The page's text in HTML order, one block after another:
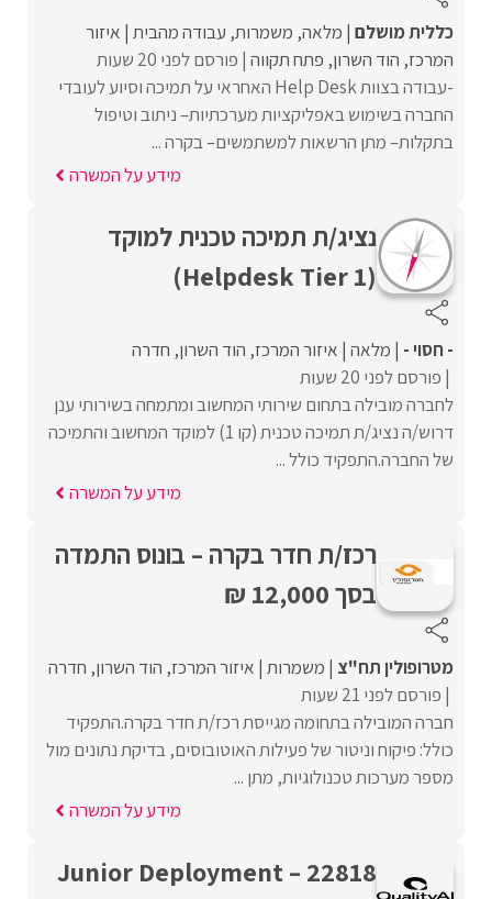
כללית מושלם מלאה משמרות עבודה מהבית איזור
המרכז הוד השרון פתח תקווה פורסם לפני 20 שעות
-עבודה בצוות Help Desk האחראי על תמיכה וסיוע לעובדי
החברה בשימוש באפליקציות מערכתיות– ניתוב וטיפול
בתקלות– מתן הרשאות למשתמשים– בקרה ...
מידע על המשרה
נציג/ת תמיכה טכנית למוקד
(Helpdesk Tier 1)
- חסוי - מלאה איזור המרכז הוד השרון חדרה
פורסם לפני 20 שעות
לחברה מובילה בתחום שירותי המחשוב ומתמחה בשירותי ענן
דרוש/ה נציג/ת תמיכה טכנית (קו 1) למוקד המחשוב והתמיכה
של החברה.התפקיד כולל ...
מידע על המשרה
רכז/ת חדר בקרה – בונוס התמדה
בסך 12,000 ₪
מטרופולין תח"צ משמרות איזור המרכז הוד השרון חדרה
פורסם לפני 21 שעות
חברה המובילה בתחומה מגייסת רכז/ת חדר בקרה.התפקיד
כולל: פיקוח וניטור של פעילות האוטובוסים, בדיקת נתונים מול
מספר מערכות טכנולוגיות, מתן ...
מידע על המשרה
22818 – Junior Deployment